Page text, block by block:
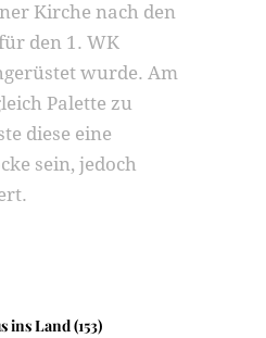
Kirche nach den
den 1. WK
wurde. Am
Palette zu
diese eine
sein, jedoch
ins Land (153)